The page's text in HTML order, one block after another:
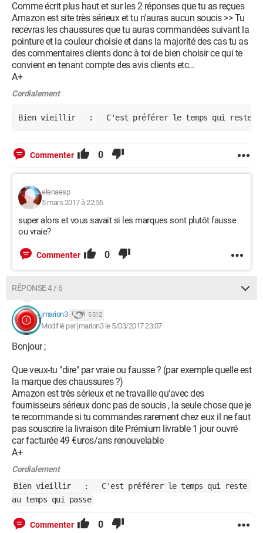
Comme écrit plus haut et sur les 2 réponses que tu as reçues
Amazon est site très sérieux et tu n'auras aucun soucis >> Tu
recevras les chaussures que tu auras commandées suivant la
pointure et la couleur choisie et dans la majorité des cas tu as
des commentaires clients donc à toi de bien choisir ce qui te
convient en tenant compte des avis clients etc...
A+
Cordialement
Bien vieillir   :   C'est préférer le temps qui reste au
Commenter 0
elenaesp
5 mars 2017 à 22:55
super alors et vous savait si les marques sont plutôt fausse
ou vraie?
Commenter 0
RÉPONSE 4 / 6
jmarion3 5 512
Modifié par jmarion3 le 5/03/2017 23:07
Bonjour ;
Que veux-tu "dire" par vraie ou fausse ? (par exemple quelle est
la marque des chaussures ?)
Amazon est très sérieux et ne travaille qu'avec des
fournisseurs sérieux donc pas de soucis , la seule chose que je
te recommande si tu commandes rarement chez eux il ne faut
pas souscrire la livraison dite Prémium livrable 1 jour ouvré
car facturée 49 €uros/ans renouvelable
A+
Cordialement
Bien vieillir : C'est préférer le temps qui reste
au temps qui passe
Commenter 0